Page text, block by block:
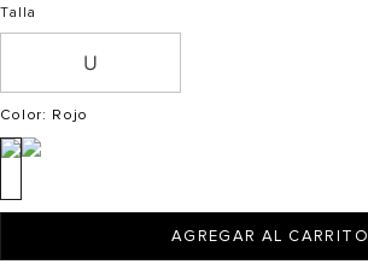
Talla
Color: Rojo
AGREGAR AL CARRITO